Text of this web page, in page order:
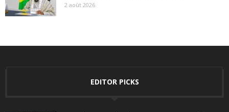
2 août 2026
EDITOR PICKS